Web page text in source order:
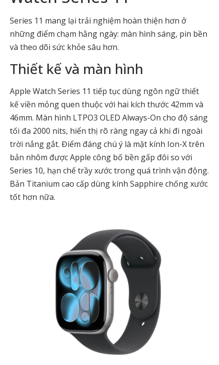
Series 11 mang lại trải nghiệm hoàn thiện hơn ở
những điểm chạm hằng ngày: màn hình sáng, pin bền
và theo dõi sức khỏe sâu hơn.
Thiết kế và màn hình
Apple Watch Series 11 tiếp tục dùng ngôn ngữ thiết
kế viền mỏng quen thuộc với hai kích thước 42mm và
46mm. Màn hình LTPO3 OLED Always-On cho độ sáng
tối đa 2000 nits, hiển thị rõ ràng ngay cả khi đi ngoài
trời nắng gắt. Điểm đáng chú ý là mặt kính Ion-X trên
bản nhôm được Apple công bố bền gấp đôi so với
Series 10, hạn chế trầy xước trong quá trình vận động.
Bản Titanium cao cấp dùng kính Sapphire chống xước
tốt hơn nữa.